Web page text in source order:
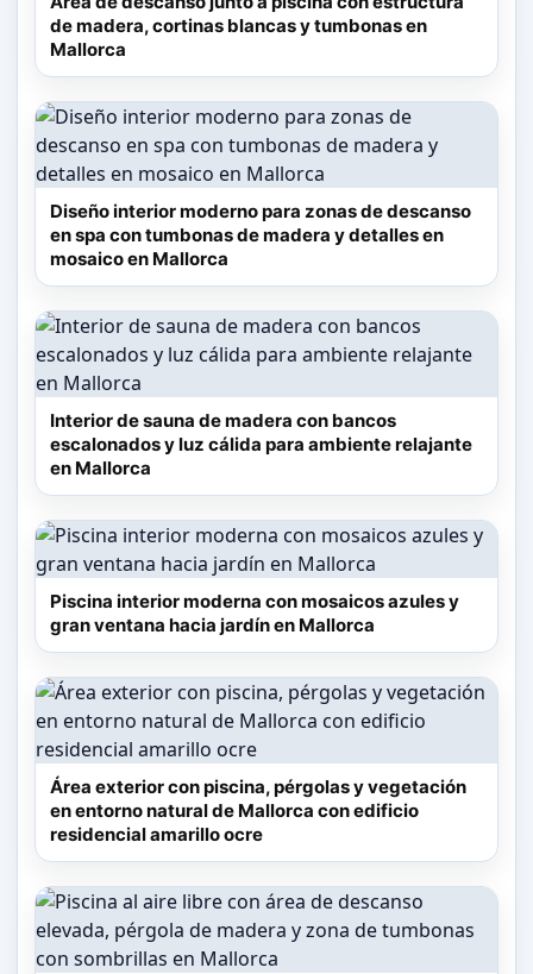
plana con canales vía satélite, caja fuerte y
baño privado que incluye bidet, artículos de
habitaciones cuentan con balcón y vistas al
mar, mientras que todas disponen de
hervidor, ropa de cama y toallas. El
alojamiento ofrece conexión wifi gratuita en
todas sus instalaciones, servicio de
habitaciones y recepción 24 horas. Además,
dispone de parking privado sin coste y
servicio de traslado al aeropuerto de Palma
de Mallorca - Son Sant Joan, situado a 68
km.
El resort alberga un restaurante y un salón
de uso común, donde los huéspedes
pueden disfrutar de un desayuno buffet. Su
ubicación permite acceder fácilmente al
Parque Natural de la Albufera de Mallorca, a
37 km, al Golf de Pula, a 5 km, y al centro
histórico de Alcúdia, a 43 km, integrando
así la comodidad del alojamiento con la
riqueza natural y cultural de Mallorca.
de madera, cortinas blancas y tumbonas en
Mallorca
Diseño interior moderno para zonas de descanso
en spa con tumbonas de madera y detalles en
mosaico en Mallorca
Interior de sauna de madera con bancos
escalonados y luz cálida para ambiente relajante
en Mallorca
Piscina interior moderna con mosaicos azules y
gran ventana hacia jardín en Mallorca
Área exterior con piscina, pérgolas y vegetación
en entorno natural de Mallorca con edificio
residencial amarillo ocre